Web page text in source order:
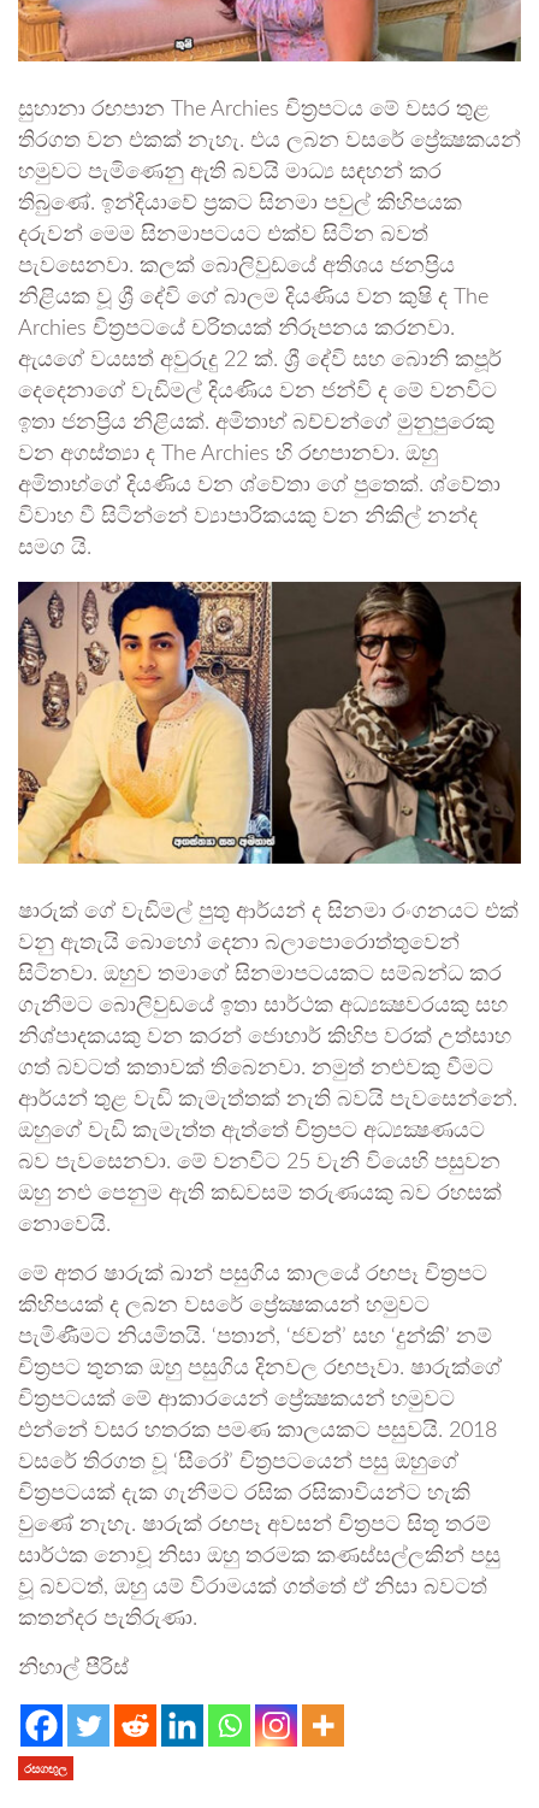
සුහානා රඟපාන The Archies චිත්‍රපටය මේ වසර තුළ
තිරගත වන එකක් නැහැ. එය ලබන වසරේ ප්‍රේක්‍ෂකයන්
හමුවට පැමිණෙනු ඇති බවයි මාධ්‍ය සඳහන් කර
තිබුණේ. ඉන්දියාවේ ප්‍රකට සිනමා පවුල් කිහිපයක
දරුවන් මෙම සිනමාපටයට එක්ව සිටින බවත්
පැවසෙනවා. කලක් බොලිවුඩයේ අතිශය ජනප්‍රිය
නිළියක වූ ශ්‍රී දේවි ගේ බාලම දියණිය වන කුෂි ද The
Archies චිත්‍රපටයේ චරිතයක් නිරූපනය කරනවා.
ඇයගේ වයසත් අවුරුදු 22 ක්. ශ්‍රී දේවි සහ බොනි කපූර්
දෙදෙනාගේ වැඩිමල් දියණිය වන ජන්වි ද මේ වනවිට
ඉතා ජනප්‍රිය නිළියක්. අමිතාභ් බච්චන්ගේ මුනුපුරෙකු
වන අගස්ත්‍යා ද The Archies හි රඟපානවා. ඔහු
අමිතාභ්ගේ දියණිය වන ශ්වේතා ගේ පුතෙක්. ශ්වේතා
විවාහ වී සිටින්නේ ව්‍යාපාරිකයකු වන නිකිල් නන්ද
සමග යි.
ෂාරුක් ගේ වැඩිමල් පුතු ආර්යන් ද සිනමා රංගනයට එක්
වනු ඇතැයි බොහෝ දෙනා බලාපොරොත්තුවෙන්
සිටිනවා. ඔහුව තමාගේ සිනමාපටයකට සම්බන්ධ කර
ගැනීමට බොලිවුඩයේ ඉතා සාර්ථක අධ්‍යක්‍ෂවරයකු සහ
නිශ්පාදකයකු වන කරන් ජොහාර් කිහිප වරක් උත්සාහ
ගත් බවටත් කතාවක් තිබෙනවා. නමුත් නළුවකු වීමට
ආර්යන් තුළ වැඩි කැමැත්තක් නැති බවයි පැවසෙන්නේ.
ඔහුගේ වැඩි කැමැත්ත ඇත්තේ චිත්‍රපට අධ්‍යක්‍ෂණයට
බව පැවසෙනවා. මේ වනවිට 25 වැනි වියෙහි පසුවන
ඔහු නළු පෙනුම ඇති කඩවසම් තරුණයකු බව රහසක්
නොවෙයි.
මේ අතර ෂාරුක් ඛාන් පසුගිය කාලයේ රඟපෑ චිත්‍රපට
කිහිපයක් ද ලබන වසරේ ප්‍රේක්‍ෂකයන් හමුවට
පැමිණීමට නියමිතයි. ‘පතාන්, ‘ජවන්’ සහ ‘දුන්කි’ නම්
චිත්‍රපට තුනක ඔහු පසුගිය දිනවල රඟපෑවා. ෂාරුක්ගේ
චිත්‍රපටයක් මේ ආකාරයෙන් ප්‍රේක්‍ෂකයන් හමුවට
එන්නේ වසර හතරක පමණ කාලයකට පසුවයි. 2018
වසරේ තිරගත වූ ‘සීරෝ’ චිත්‍රපටයෙන් පසු ඔහුගේ
චිත්‍රපටයක් දැක ගැනීමට රසික රසිකාවියන්ට හැකි
වුණේ නැහැ. ෂාරුක් රඟපෑ අවසන් චිත්‍රපට සිතූ තරම්
සාර්ථක නොවූ නිසා ඔහු තරමක කණස්සල්ලකින් පසු
වූ බවටත්, ඔහු යම් විරාමයක් ගත්තේ ඒ නිසා බවටත්
කතන්දර පැතිරුණා.
නිහාල් පීරිස්
රසගඟුල